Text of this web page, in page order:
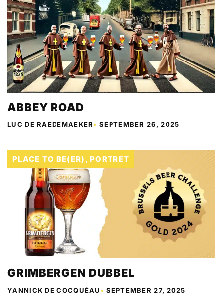
ABBEY ROAD
LUC DE RAEDEMAEKER•SEPTEMBER 26, 2025
PLACE TO BE(ER) ,PORTRET
GRIMBERGEN DUBBEL
YANNICK DE COCQUÉAU •SEPTEMBER 27, 2025